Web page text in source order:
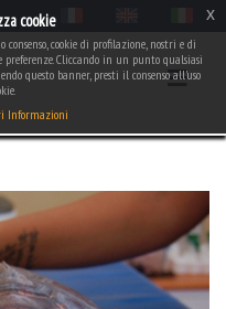
cookie
cookie di profilazione, nostri e di
Cliccando in un punto qualsiasi
questo banner, presti il consenso all'uso
Informazioni
x